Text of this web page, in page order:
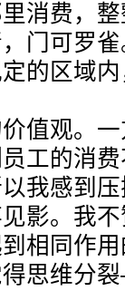
消费，
门可罗
的区域
观。一
工的消
我感到
影。我
相同作
得思维分